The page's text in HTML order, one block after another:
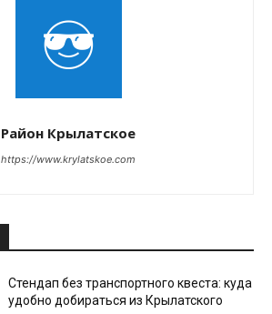
Район Крылатское
https://www.krylatskoe.com
Стендап без транспортного квеста: куда
удобно добираться из Крылатского